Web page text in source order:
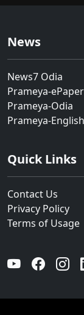
News
News7 Odia
Prameya-ePaper
Prameya-Odia
Prameya-English
Quick Links
Contact Us
Privacy Policy
Terms of Usage
YouTube Facebook